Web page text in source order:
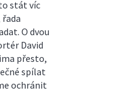
stát víc
O dvou
David
přesto,
spílat
ochránit